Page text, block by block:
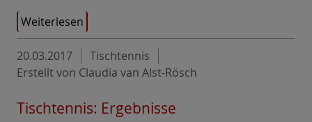
Weiterlesen
20.03.2017
Tischtennis
Erstellt von Claudia van Alst-Rösch
Tischtennis: Ergebnisse